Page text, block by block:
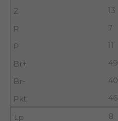
13
7
11
49
40
46
8